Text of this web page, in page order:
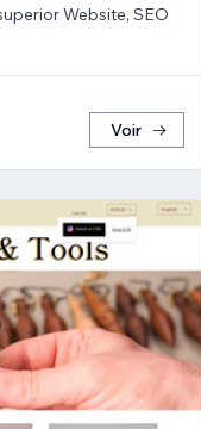
Website, SEO
Voir